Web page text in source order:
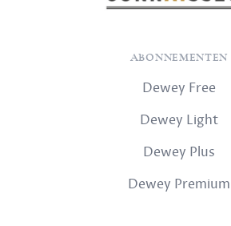
ABONNEMENTEN
Dewey Free
Dewey Light
Dewey Plus
Dewey Premium